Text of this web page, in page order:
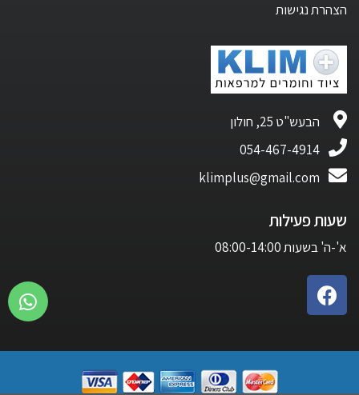
הצהרת נגישות
הבעש"ט 25, חולון
054-467-4914
klimplus@gmail.com
שעות פעילות
א'-ה' בשעות 08:00-14:00